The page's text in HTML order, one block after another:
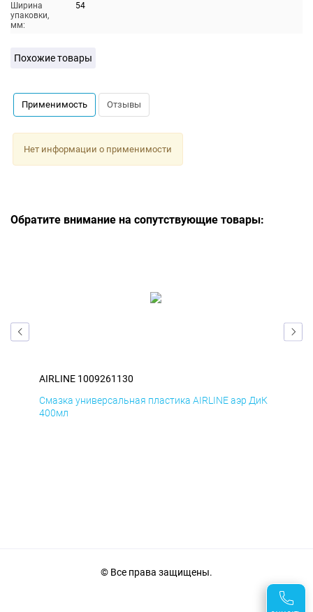
Ширина
упаковки,
мм:
54
Похожие товары
Применимость Отзывы
Нет информации о применимости
Обратите внимание на сопутствующие товары:
AIRLINE 1009261130
Смазка универсальная пластика AIRLINE аэр ДиК
400мл
© Все права защищены.